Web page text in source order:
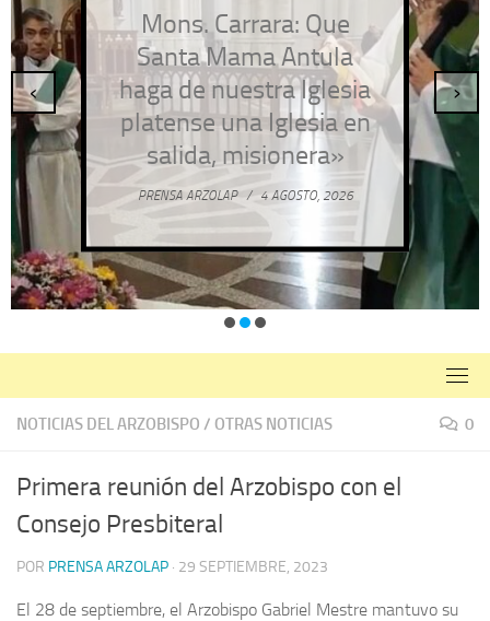
Mons. Carrara: Que
Santa Mama Antula
haga de nuestra Iglesia
platense una Iglesia en
salida, misionera»
PRENSA ARZOLAP / 4 AGOSTO, 2026
‹ ›
NOTICIAS DEL ARZOBISPO / OTRAS NOTICIAS 0
Primera reunión del Arzobispo con el
Consejo Presbiteral
POR PRENSA ARZOLAP · 29 SEPTIEMBRE, 2023
El 28 de septiembre, el Arzobispo Gabriel Mestre mantuvo su